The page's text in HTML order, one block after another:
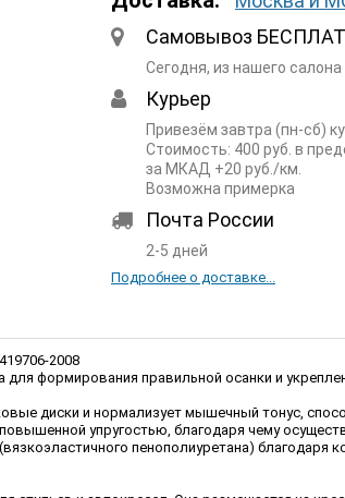
Самовывоз
Сегодня, из нашего салона
Курьер
Привезём завтра (пн-сб)
Стоимость: 400 руб. в
за МКАД +20 руб./км.
Возможна примерка
Почта России
2-5 дней
Подробнее о доставке...
2008
для формирования правильной осанки и
диски и нормализует мышечный тонус,
упругостью, благодаря чему
пенополиуретана) благодаря